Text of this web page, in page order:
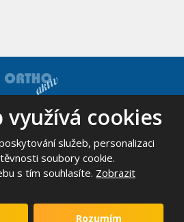
spol. s r.o. - všechna práva vyhrazena
| Podmínky použití
VYROBILA
Google ReCAPTCHA a platí pro něj
údajů a smluvní podmínky
cookies
služeb, personalizaci
soubory cookie.
s tím souhlasíte. Zobrazit
Rozumím